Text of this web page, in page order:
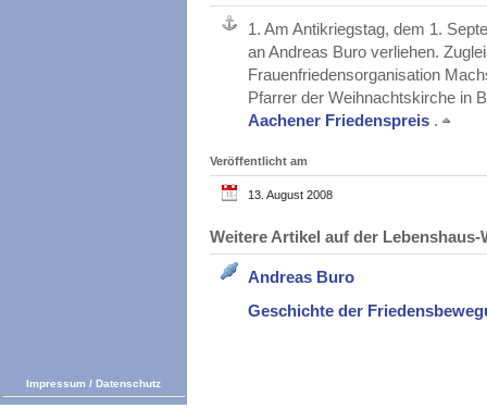
1. Am Antikriegstag, dem 1.
an Andreas Buro verliehen.
Frauenfriedensorganisation
Pfarrer der Weihnachtskirche in
Aachener Friedenspreis .
Veröffentlicht am
13. August 2008
Weitere Artikel auf der
Andreas Buro
Geschichte der
Impressum / Datenschutz